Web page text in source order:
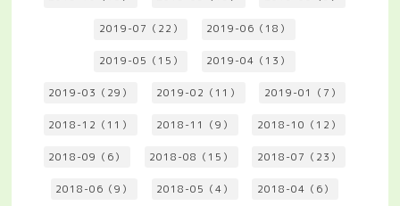
2019-07（22） 2019-06（18）
2019-05（15） 2019-04（13）
2019-03（29） 2019-02（11） 2019-01（7）
2018-12（11） 2018-11（9） 2018-10（12）
2018-09（6） 2018-08（15） 2018-07（23）
2018-06（9） 2018-05（4） 2018-04（6）